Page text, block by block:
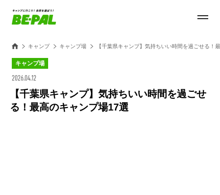
キャンプ キャンプ場 【千葉県キャンプ】気持ちいい時間を過ごせる！
キャンプ場
2026.04.12
【千葉県キャンプ】気持ちいい時間を過ごせ
る！最高のキャンプ場17選